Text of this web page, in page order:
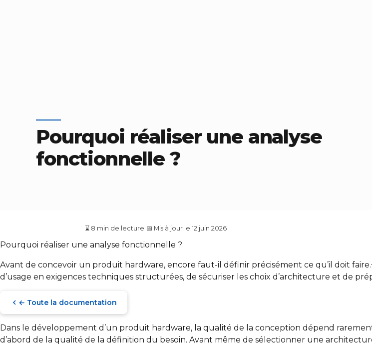
Pourquoi réaliser une analyse
fonctionnelle ?
⌛ 8 min de lecture 📅 Mis à jour le 12 juin 2026
Pourquoi réaliser une analyse fonctionnelle ?
Avant de concevoir un produit hardware, encore faut-il définir précisément ce qu’il doit
d’usage en exigences techniques structurées, de sécuriser les choix d’architecture et de
← Toute la documentation
Dans le développement d’un produit hardware, la qualité de la conception dépend
d’abord de la qualité de la définition du besoin. Avant même de sélectionner une